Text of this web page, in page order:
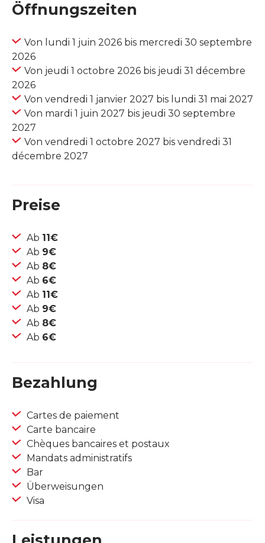
Öffnungszeiten
Von lundi 1 juin 2026 bis mercredi 30 septembre
2026
Von jeudi 1 octobre 2026 bis jeudi 31 décembre
2026
Von vendredi 1 janvier 2027 bis lundi 31 mai 2027
Von mardi 1 juin 2027 bis jeudi 30 septembre
2027
Von vendredi 1 octobre 2027 bis vendredi 31
décembre 2027
Preise
Ab 11€
Ab 9€
Ab 8€
Ab 6€
Ab 11€
Ab 9€
Ab 8€
Ab 6€
Bezahlung
Cartes de paiement
Carte bancaire
Chèques bancaires et postaux
Mandats administratifs
Bar
Überweisungen
Visa